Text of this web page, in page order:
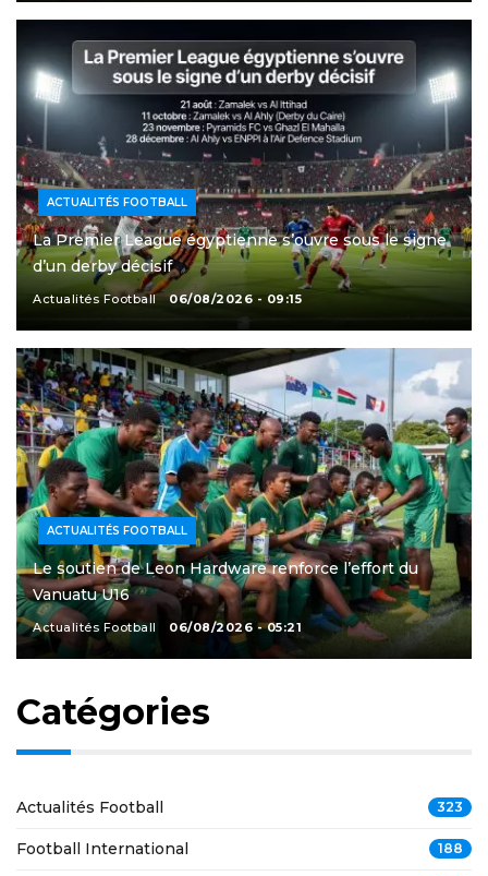
ACTUALITÉS FOOTBALL
La Premier League égyptienne s’ouvre sous le signe
d’un derby décisif
Actualités Football 06/08/2026 - 09:15
ACTUALITÉS FOOTBALL
Le soutien de Leon Hardware renforce l’effort du
Vanuatu U16
Actualités Football 06/08/2026 - 05:21
Catégories
Actualités Football 323
Football International 188